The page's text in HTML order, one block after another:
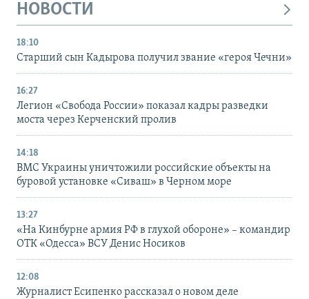
НОВОСТИ
18:10
Старший сын Кадырова получил звание «героя Чечни»
16:27
Легион «Свобода России» показал кадры разведки
моста через Керченский пролив
14:18
ВМС Украины уничтожили российские объекты на
буровой установке «Сиваш» в Черном море
13:27
«На Кинбурне армия РФ в глухой обороне» – командир
ОТК «Одесса» ВСУ Денис Носиков
12:08
Журналист Есипенко рассказал о новом деле